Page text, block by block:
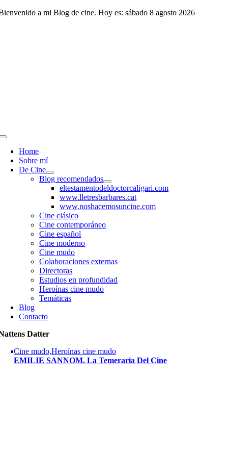
Saltar
a mi Blog de cine. Hoy es: sábado 8 agosto 2026
Toggle
NavigationHome
Sobre mí
De Cine
Blog recomendados
eltestamentodeldoctorcaligari.com
www.lletresbarbares.cat
www.noshacemosuncine.com
Cine clásico
Cine contemporáneo
Cine español
Cine moderno
Cine mudo
Colaboraciones externas
Directoras
Estudios en profundidad
Heroínas cine mudo
Temáticas
Blog
Contacto
Datter
Cine mudo,Heroínas cine mudo
EMILIE SANNOM. La Temeraria Del Cine